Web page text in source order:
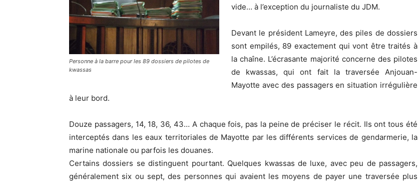
Personne à la barre pour les 89 dossiers de pilotes de
kwassas
vide… à l’exception du journaliste du JDM.
Devant le président Lameyre, des piles de dossiers
sont empilés, 89 exactement qui vont être traités à
la chaîne. L’écrasante majorité concerne des pilotes
de kwassas, qui ont fait la traversée Anjouan-
Mayotte avec des passagers en situation irrégulière
à leur bord.
Douze passagers, 14, 18, 36, 43… A chaque fois, pas la peine de préciser le récit. Ils ont tous été
interceptés dans les eaux territoriales de Mayotte par les différents services de gendarmerie, la
marine nationale ou parfois les douanes.
Certains dossiers se distinguent pourtant. Quelques kwassas de luxe, avec peu de passagers,
généralement six ou sept, des personnes qui avaient les moyens de payer une traversée plus